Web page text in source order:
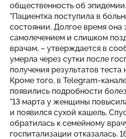
общественность об эпидемии.
"Пациентка поступила в
состоянии. Долгое время она
самолечением и слишком
врачам, – утверждается в
умерла через сутки после
получения результатов теста
Кроме того, в Telegram-
появились подробности
"13 марта у женщины
и появился сухой кашель.
обратилась к семейному
госпитализации отказалась.